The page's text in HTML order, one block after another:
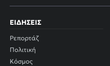
ΕΙΔΉΣΕΙΣ
Ρεπορτάζ
Πολιτική
Κόσμος